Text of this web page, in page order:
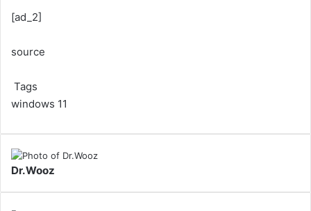
[ad_2]
source
Tags
windows 11
Dr.Wooz